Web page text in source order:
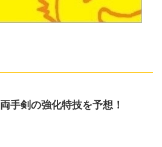
両手剣の強化特技を予想！